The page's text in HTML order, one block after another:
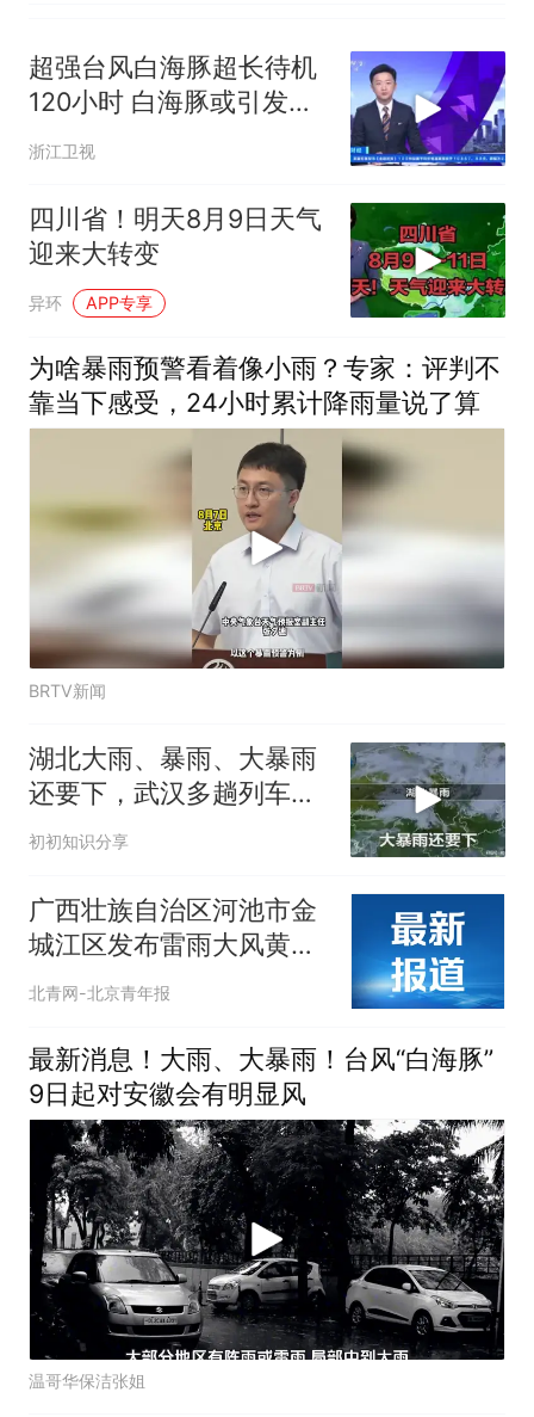
超强台风白海豚超长待机
120小时 白海豚或引发特
大暴雨
浙江卫视
四川省！明天8月9日天气
迎来大转变
异环 APP专享
为啥暴雨预警看着像小雨？专家：评判不
靠当下感受，24小时累计降雨量说了算
BRTV新闻
湖北大雨、暴雨、大暴雨
还要下，武汉多趟列车紧
急停运、折返
初初知识分享
广西壮族自治区河池市金
城江区发布雷雨大风黄色
预警信号
北青网-北京青年报
最新消息！大雨、大暴雨！台风“白海豚”
9日起对安徽会有明显风
温哥华保洁张姐